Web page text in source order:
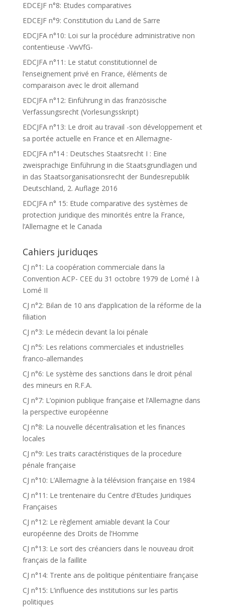
EDCEJF n°8: Etudes comparatives
EDCEJF n°9: Constitution du Land de Sarre
EDCJFA n°10: Loi sur la procédure administrative non
contentieuse -VwVfG-
EDCJFA n°11: Le statut constitutionnel de
l’enseignement privé en France, éléments de
comparaison avec le droit allemand
EDCJFA n°12: Einführung in das französische
Verfassungsrecht (Vorlesungsskript)
EDCJFA n°13: Le droit au travail -son développement et
sa portée actuelle en France et en Allemagne-
EDCJFA n°14 : Deutsches Staatsrecht I : Eine
zweisprachige Einführung in die Staatsgrundlagen und
in das Staatsorganisationsrecht der Bundesrepublik
Deutschland, 2. Auflage 2016
EDCJFA n° 15: Etude comparative des systèmes de
protection juridique des minorités entre la France,
l’Allemagne et le Canada
Cahiers juriduqes
CJ n°1: La coopération commerciale dans la
Convention ACP- CEE du 31 octobre 1979 de Lomé I à
Lomé II
CJ n°2: Bilan de 10 ans d’application de la réforme de la
filiation
CJ n°3: Le médecin devant la loi pénale
CJ n°5: Les relations commerciales et industrielles
franco-allemandes
CJ n°6: Le système des sanctions dans le droit pénal
des mineurs en R.F.A.
CJ n°7: L’opinion publique française et l’Allemagne dans
la perspective européenne
CJ n°8: La nouvelle décentralisation et les finances
locales
CJ n°9: Les traits caractéristiques de la procedure
pénale française
CJ n°10: L’Allemagne à la télévision française en 1984
CJ n°11: Le trentenaire du Centre d’Etudes Juridiques
Françaises
CJ n°12: Le règlement amiable devant la Cour
européenne des Droits de l’Homme
CJ n°13: Le sort des créanciers dans le nouveau droit
français de la faillite
CJ n°14: Trente ans de politique pénitentiaire française
CJ n°15: L’influence des institutions sur les partis
politiques